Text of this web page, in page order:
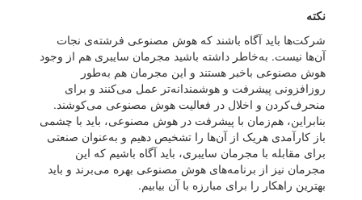
نکته
شرکت‌ها باید آگاه باشند که هوش مصنوعی فرشته‌ی نجات
آن‌ها نیست. به‌خاطر داشته‌ باشید مجرمان سایبری هم از وجود
هوش مصنوعی باخبر هستند و این مجرمان هم به‌طور
روزافزونی پیشرفت و هوشمندانه‌تر عمل می‌کنند و برای
منحرف‌کردن و اخلال در فعالیت هوش مصنوعی می‌کوشند.
بنابراین، هم‌زمان با پیشرفت در هوش مصنوعی، باید با چشمی
باز کارآمدی هریک از آن‌ها را تشخیص دهیم و به‌عنوان صنعتی
برای مقابله با مجرمان سایبری، باید آگاه باشیم که این
مجرمان نیز از برنامه‌های هوش مصنوعی بهره می‌برند و باید
بهترین راهکار را برای مبارزه با آن بیابیم.